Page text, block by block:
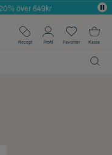
över 649kr
Recept Profil Favoriter Kassa